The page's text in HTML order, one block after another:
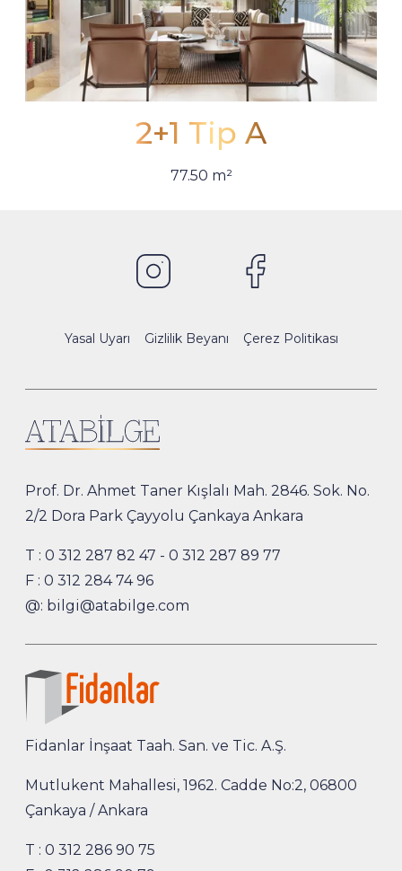
2+1 Tip A
77.50 m²
Yasal Uyarı Gizlilik Beyanı Çerez Politikası
Prof. Dr. Ahmet Taner Kışlalı Mah. 2846. Sok. No.
2/2 Dora Park Çayyolu Çankaya Ankara
T : 0 312 287 82 47 - 0 312 287 89 77
F : 0 312 284 74 96
@: bilgi@atabilge.com
Fidanlar İnşaat Taah. San. ve Tic. A.Ş.
Mutlukent Mahallesi, 1962. Cadde No:2, 06800
Çankaya / Ankara
T : 0 312 286 90 75